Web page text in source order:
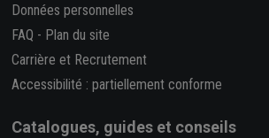
Données personnelles
FAQ - Plan du site
Carrière et Recrutement
Accessibilité : partiellement conforme
Catalogues, guides et conseils